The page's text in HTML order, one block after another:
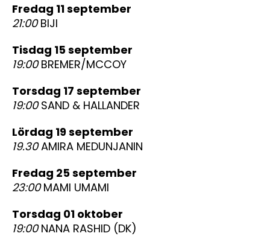
fredag 11 september
21:00BIJI
tisdag 15 september
19:00BREMER/MCCOY
torsdag 17 september
19:00SAND & HALLANDER
lördag 19 september
19.30AMIRA MEDUNJANIN
fredag 25 september
23:00MAMI UMAMI
torsdag 01 oktober
19:00NANA RASHID (DK)